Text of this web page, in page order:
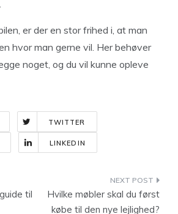
er der en stor frihed i, at man
hvor man gerne vil. Her behøver
noget, og du vil kunne opleve
TWITTER
LINKEDIN
til
Hvilke møbler skal du først
købe til den nye lejlighed?